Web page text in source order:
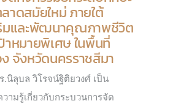
าดสมัยใหม่ ภายใต้
มและพัฒนาคุณภาพชีวิต
าหมายพิเศษ ในพื้นที่
จังหวัดนครราชสีมา
.นิลุบล วิโรจน์ฐิติยวงศ์ เป็น
ามรู้เกี่ยวกับกระบวนการจัด